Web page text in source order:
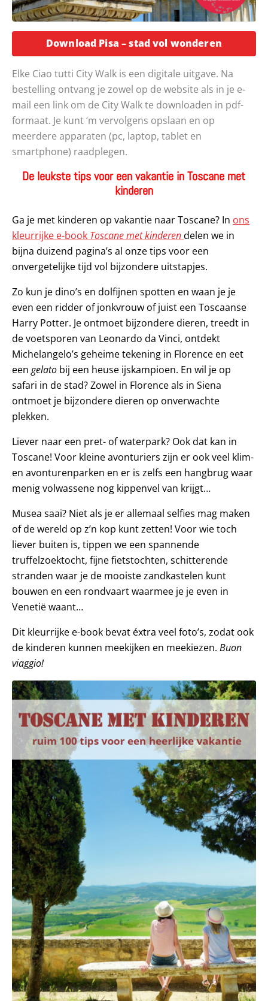
Download Pisa – stad vol wonderenOpent in
Elke Ciao tutti City Walk is een digitale uitgave. Na
bestelling ontvang je zowel op de website als in je e-
mail een link om de City Walk te downloaden in pdf-
formaat. Je kunt ‘m vervolgens opslaan en op
meerdere apparaten (pc, laptop, tablet en
smartphone) raadplegen.
De leukste tips voor een vakantie in Toscane met
kinderen
Ga je met kinderen op vakantie naar Toscane? In ons
kleurrijke e-book Toscane met kinderendelen we in
bijna duizend pagina’s al onze tips voor een
onvergetelijke tijd vol bijzondere uitstapjes.
Zo kun je dino’s en dolfijnen spotten en waan je je
even een ridder of jonkvrouw of juist een Toscaanse
Harry Potter. Je ontmoet bijzondere dieren, treedt in
de voetsporen van Leonardo da Vinci, ontdekt
Michelangelo’s geheime tekening in Florence en eet
een gelato bij een heuse ijskampioen. En wil je op
safari in de stad? Zowel in Florence als in Siena
ontmoet je bijzondere dieren op onverwachte
plekken.
Liever naar een pret- of waterpark? Ook dat kan in
Toscane! Voor kleine avonturiers zijn er ook veel klim-
en avonturenparken en er is zelfs een hangbrug waar
menig volwassene nog kippenvel van krijgt…
Musea saai? Niet als je er allemaal selfies mag maken
of de wereld op z’n kop kunt zetten! Voor wie toch
liever buiten is, tippen we een spannende
truffelzoektocht, fijne fietstochten, schitterende
stranden waar je de mooiste zandkastelen kunt
bouwen en een rondvaart waarmee je je even in
Venetië waant…
Dit kleurrijke e-book bevat éxtra veel foto’s, zodat ook
de kinderen kunnen meekijken en meekiezen. Buon
viaggio!